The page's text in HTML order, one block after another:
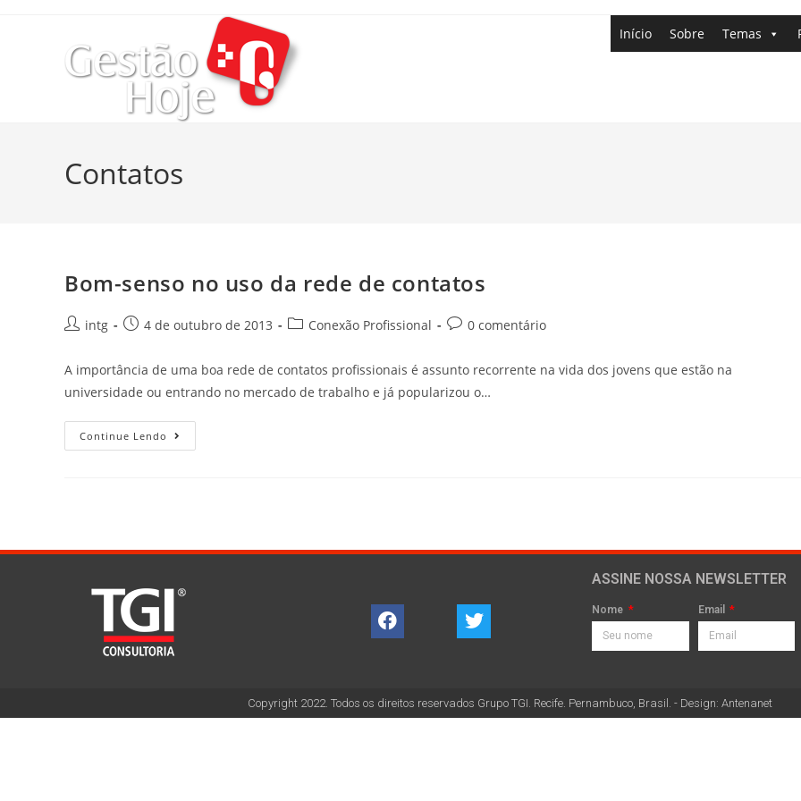
Início Sobre Temas
Contatos
Bom-senso no uso da rede de contatos
intg 4 de outubro de 2013 Conexão Profissional 0 comentário
A importância de uma boa rede de contatos profissionais é assunto recorrente na vida dos jovens que estão na
universidade ou entrando no mercado de trabalho e já popularizou o…
Continue Lendo
ASSINE NOSSA NEWSLETTER
Nome Email
Copyright 2022. Todos os direitos reservados Grupo TGI. Recife. Pernambuco, Brasil. - Design: Antenanet